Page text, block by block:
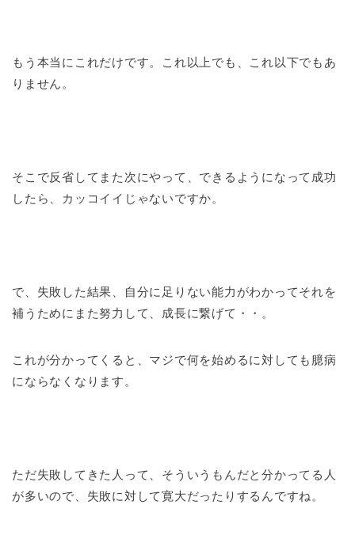
もう本当にこれだけです。これ以上でも、これ以下でもあ
りません。
そこで反省してまた次にやって、できるようになって成功
したら、カッコイイじゃないですか。
で、失敗した結果、自分に足りない能力がわかってそれを
補うためにまた努力して、成長に繋げて・・。
これが分かってくると、マジで何を始めるに対しても臆病
にならなくなります。
ただ失敗してきた人って、そういうもんだと分かってる人
が多いので、失敗に対して寛大だったりするんですね。